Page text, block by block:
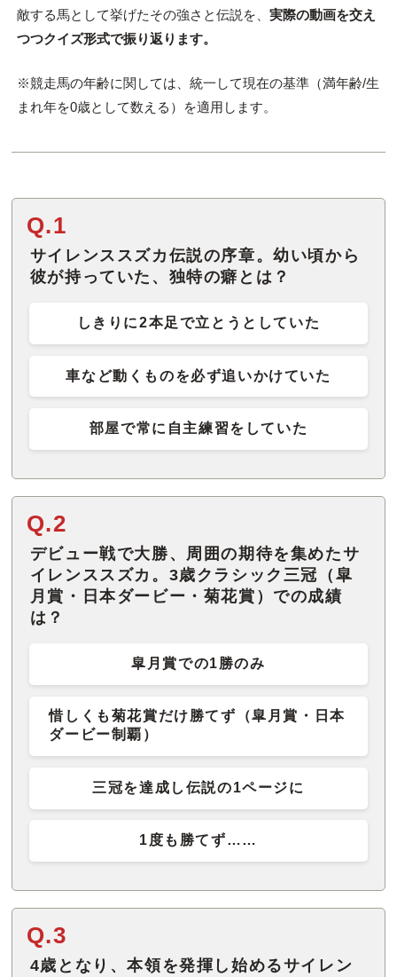
敵する馬として挙げたその強さと伝説を、 実際の動画を交え
つつクイズ形式で振り返ります。
※競走馬の年齢に関しては、統一して現在の基準（満年齢/生
まれ年を0歳として数える）を適用します。
Q.1
サイレンススズカ伝説の序章。幼い頃から
彼が持っていた、独特の癖とは？
しきりに2本足で立とうとしていた
車など動くものを必ず追いかけていた
部屋で常に自主練習をしていた
Q.2
デビュー戦で大勝、周囲の期待を集めたサ
イレンススズカ。3歳クラシック三冠（皐
月賞・日本ダービー・菊花賞）での成績
は？
皐月賞での1勝のみ
惜しくも菊花賞だけ勝てず（皐月賞・日本
ダービー制覇）
三冠を達成し伝説の1ページに
1度も勝てず……
Q.3
4歳となり、本領を発揮し始めるサイレン